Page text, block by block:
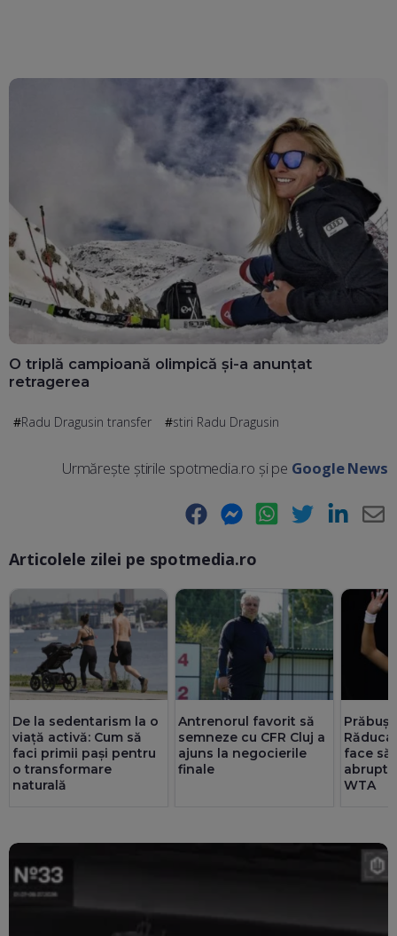
O triplă campioană olimpică și-a anunțat
retragerea
Radu Dragusin transfer stiri Radu Dragusin
Urmărește știrile spotmedia.ro și pe Google News
Facebook Messenger WhatsApp Twitter LinkedIn
Articolele zilei pe spotmedia.ro
De la sedentarism la o
viață activă: Cum să
faci primii pași pentru
o transformare
naturală
Antrenorul favorit să
semneze cu CFR Cluj a
ajuns la negocierile
finale
face să
abrupt
WTA